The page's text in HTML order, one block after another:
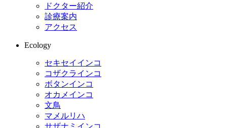
ドクター紹介
診療案内
アクセス
Ecology
セキセイインコ
コザクラインコ
ボタンインコ
オカメインコ
文鳥
マメルリハ
サザナミインコ